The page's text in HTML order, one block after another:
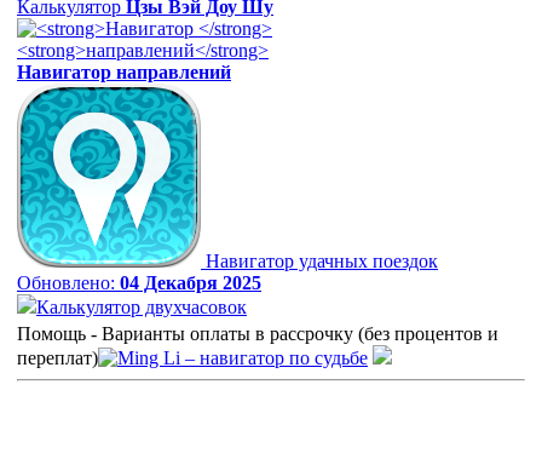
Калькулятор Цзы Вэй Доу Шу
Навигатор направлений
Навигатор удачных поездок
Обновлено: 04 Декабря 2025
Калькулятор двухчасовок
Помощь - Варианты оплаты в рассрочку (без процентов и
переплат)